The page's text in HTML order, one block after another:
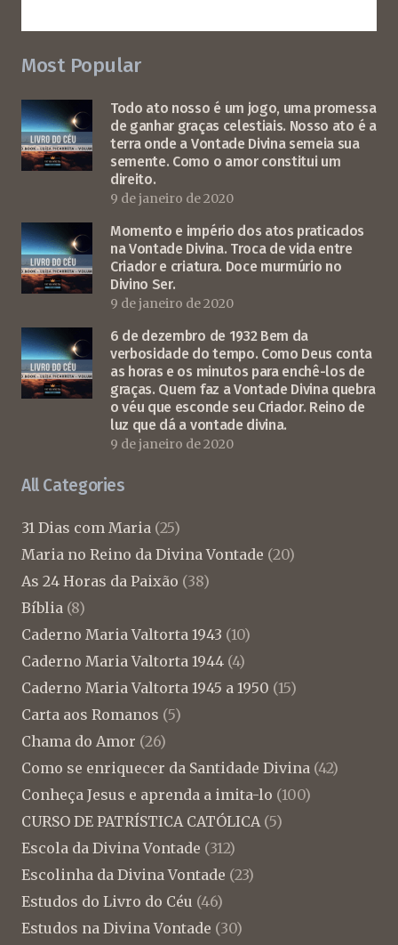
Most Popular
Todo ato nosso é um jogo, uma promessa
de ganhar graças celestiais. Nosso ato é a
terra onde a Vontade Divina semeia sua
semente. Como o amor constitui um
direito.
9 de janeiro de 2020
Momento e império dos atos praticados
na Vontade Divina. Troca de vida entre
Criador e criatura. Doce murmúrio no
Divino Ser.
9 de janeiro de 2020
6 de dezembro de 1932 Bem da
verbosidade do tempo. Como Deus conta
as horas e os minutos para enchê-los de
graças. Quem faz a Vontade Divina quebra
o véu que esconde seu Criador. Reino de
luz que dá a vontade divina.
9 de janeiro de 2020
All Categories
31 Dias com Maria (25)
Maria no Reino da Divina Vontade (20)
As 24 Horas da Paixão (38)
Bíblia (8)
Caderno Maria Valtorta 1943 (10)
Caderno Maria Valtorta 1944 (4)
Caderno Maria Valtorta 1945 a 1950 (15)
Carta aos Romanos (5)
Chama do Amor (26)
Como se enriquecer da Santidade Divina (42)
Conheça Jesus e aprenda a imita-lo (100)
CURSO DE PATRÍSTICA CATÓLICA(5)
Escola da Divina Vontade (312)
Escolinha da Divina Vontade (23)
Estudos do Livro do Céu (46)
Estudos na Divina Vontade (30)